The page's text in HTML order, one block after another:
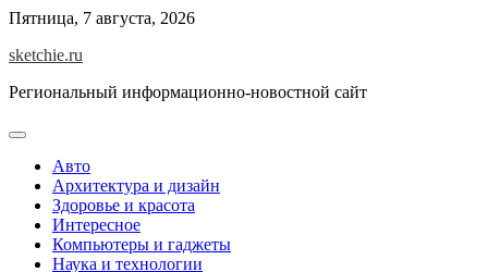
Skip
content
Пятница, 7 августа, 2026
sketchie.ru
Региональный информационно-новостной сайт
Авто
Архитектура и дизайн
Здоровье и красота
Интересное
Компьютеры и гаджеты
Наука и технологии